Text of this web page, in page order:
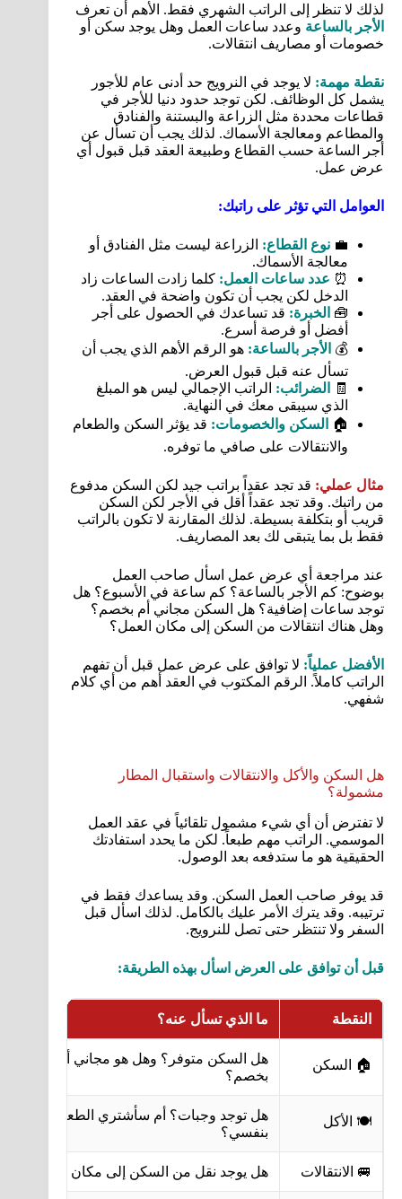
لذلك لا تنظر إلى الراتب الشهري فقط. الأهم أن تعرف
الأجر بالساعة وعدد ساعات العمل وهل يوجد سكن أو
خصومات أو مصاريف انتقالات.
نقطة مهمة: لا يوجد في النرويج حد أدنى عام للأجور
يشمل كل الوظائف. لكن توجد حدود دنيا للأجر في
قطاعات محددة مثل الزراعة والبستنة والفنادق
والمطاعم ومعالجة الأسماك. لذلك يجب أن تسأل عن
أجر الساعة حسب القطاع وطبيعة العقد قبل قبول أي
عرض عمل.
العوامل التي تؤثر على راتبك:
💼 نوع القطاع: الزراعة ليست مثل الفنادق أو
معالجة الأسماك.
⏰ عدد ساعات العمل: كلما زادت الساعات زاد
الدخل لكن يجب أن تكون واضحة في العقد.
🧰 الخبرة: قد تساعدك في الحصول على أجر
أفضل أو فرصة أسرع.
💰 الأجر بالساعة: هو الرقم الأهم الذي يجب أن
تسأل عنه قبل قبول العرض.
🧾
الضرائب: الراتب الإجمالي ليس هو المبلغ
الذي سيبقى معك في النهاية.
🏠
السكن والخصومات: قد يؤثر السكن والطعام
والانتقالات على صافي ما توفره.
مثال عملي: قد تجد عقداً براتب جيد لكن السكن مدفوع
من راتبك. وقد تجد عقداً أقل في الأجر لكن السكن
قريب أو بتكلفة بسيطة. لذلك المقارنة لا تكون بالراتب
فقط بل بما يتبقى لك بعد المصاريف.
عند مراجعة أي عرض عمل اسأل صاحب العمل
بوضوح: كم الأجر بالساعة؟ كم ساعة في الأسبوع؟ هل
توجد ساعات إضافية؟ هل السكن مجاني أم بخصم؟
وهل هناك انتقالات من السكن إلى مكان العمل؟
الأفضل عملياً: لا توافق على عرض عمل قبل أن تفهم
الراتب كاملاً. الرقم المكتوب في العقد أهم من أي كلام
شفهي.
هل السكن والأكل والانتقالات واستقبال المطار
مشمولة؟
لا تفترض أن أي شيء مشمول تلقائياً في عقد العمل
الموسمي. الراتب مهم طبعاً. لكن ما يحدد استفادتك
الحقيقية هو ما ستدفعه بعد الوصول.
قد يوفر صاحب العمل السكن. وقد يساعدك فقط في
ترتيبه. وقد يترك الأمر عليك بالكامل. لذلك اسأل قبل
السفر ولا تنتظر حتى تصل للنرويج.
قبل أن توافق على العرض اسأل بهذه الطريقة:
النقطة ما الذي تسأل عنه؟
🏠 السكن
هل السكن متوفر؟ وهل هو مجاني أم
بخصم؟
🍽️ الأكل
هل توجد وجبات؟ أم سأشتري الطعام
بنفسي؟
🚐 الانتقالات هل يوجد نقل من السكن إلى مكان العمل؟